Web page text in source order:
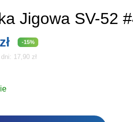
Jigowa SV-52
złAktualna
cena
-15%
17,90 zł